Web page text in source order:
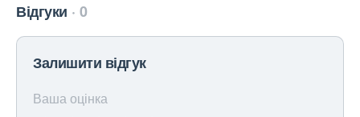
Відгуки 0
Залишити відгук
Ваша оцінка